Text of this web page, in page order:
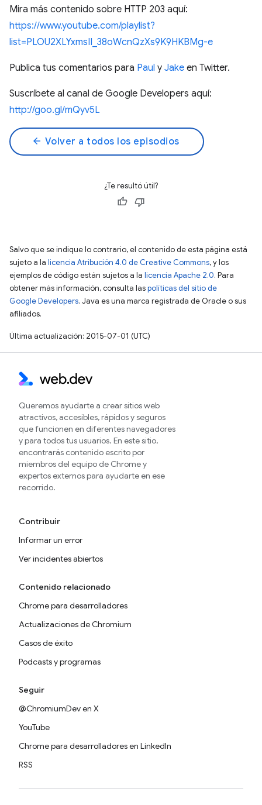
Mira más contenido sobre HTTP 203 aquí:
https://www.youtube.com/playlist?
list=PLOU2XLYxmsII_38oWcnQzXs9K9HKBMg-e
Publica tus comentarios para Paul y Jake en Twitter.
Suscríbete al canal de Google Developers aquí:
http://goo.gl/mQyv5L
arrow_back Volver a todos los episodios
¿Te resultó útil?
Salvo que se indique lo contrario, el contenido de esta página está
sujeto a la licencia Atribución 4.0 de Creative Commons, y los
ejemplos de código están sujetos a la licencia Apache 2.0. Para
obtener más información, consulta laspolíticas del sitio de
Google Developers. Java es una marca registrada de Oracle o sus
afiliados.
Última actualización: 2015-07-01 (UTC)
Queremos ayudarte a crear sitios web
atractivos, accesibles, rápidos y seguros
que funcionen en diferentes navegadores
y para todos tus usuarios. En este sitio,
encontrarás contenido escrito por
miembros del equipo de Chrome y
expertos externos para ayudarte en ese
recorrido.
Contribuir
Informar un error
Ver incidentes abiertos
Contenido relacionado
Chrome para desarrolladores
Actualizaciones de Chromium
Casos de éxito
Podcasts y programas
Seguir
@ChromiumDev en X
YouTube
Chrome para desarrolladores en LinkedIn
RSS